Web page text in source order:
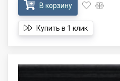
В корзину
Купить в 1 клик